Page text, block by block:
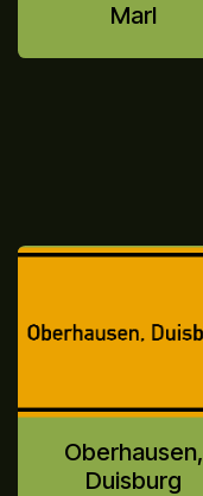
Marl
Oberhausen,
Duisburg